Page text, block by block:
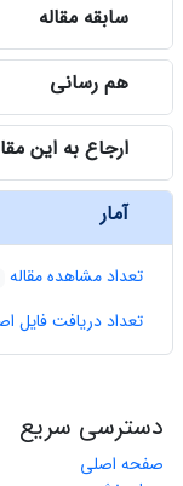
سابقه مقاله
هم رسانی
ارجاع به این
آمار
تعداد مشاهده مقاله
تعداد دریافت فایل
دسترسی سریع
صفحه اصلی